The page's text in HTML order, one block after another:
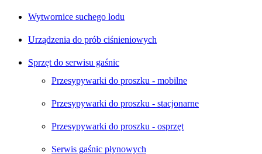
Wytwornice suchego lodu
Urządzenia do prób ciśnieniowych
Sprzęt do serwisu gaśnic
Przesypywarki do proszku - mobilne
Przesypywarki do proszku - stacjonarne
Przesypywarki do proszku - osprzęt
Serwis gaśnic płynowych